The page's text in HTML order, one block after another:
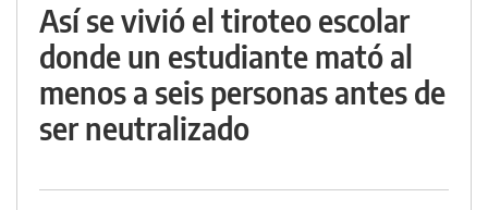
Así se vivió el tiroteo escolar
donde un estudiante mató al
menos a seis personas antes de
ser neutralizado